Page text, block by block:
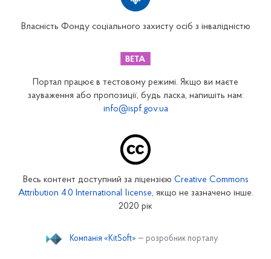
Закарпатське відділення
Запорізьке відділення
Кіровоградське відділення
Миколаївське відділення
Власність Фонду соціального захисту осіб з інвалідністю
Портал працює в тестовому режимі. Якщо ви маєте
зауваження або пропозиції, будь ласка, напишіть нам:
info@ispf.gov.ua
Весь контент доступний за ліцензією Creative Commons
Attribution 4.0 International license, якщо не зазначено інше.
2020 рік
Компанія «KitSoft» — розробник порталу